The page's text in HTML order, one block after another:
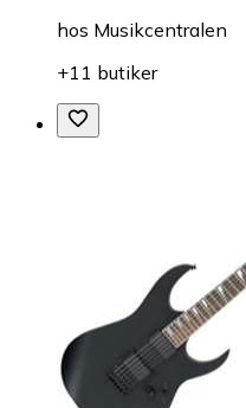
hos Musikcentralen
+11 butiker